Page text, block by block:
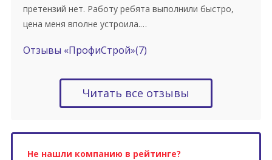
претензий нет. Работу ребята выполнили быстро,
цена меня вполне устроила.…
Отзывы «ПрофиСтрой»(7)
Читать все отзывы
Не нашли компанию в рейтинге?